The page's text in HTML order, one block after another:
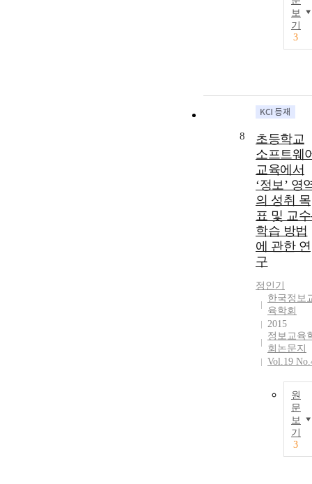
보
기
3
8
초등학교
소프트웨
교육에서
‘정보’ 영
의 성취 목
표 및 교
학습 방법
에 관한 연
구
정인기
한국정보
육학회
2015
정보교육
회논문지
Vol.19
원
문
보
기
3